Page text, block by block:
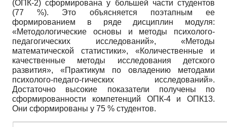
(ОПК-2) сформирована у большей части студентов
(77 %). Это объясняется поэтапным ее
формированием в ряде дисциплин модуля:
«Методологические основы и методы психолого-
педагогических исследований», «Методы
математической статистики», «Количественные и
качественные методы исследования детского
развития», «Практикум по овладению методами
психолого-педаго-гических исследований».
Достаточно высокие показатели получены по
сформированности компетенций ОПК-4 и ОПК­13.
Они сформированы у 75 % студентов.